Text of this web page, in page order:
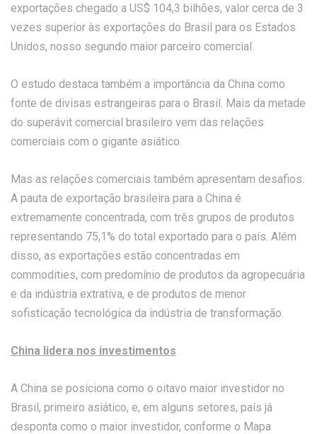
exportações chegado a US$ 104,3 bilhões, valor cerca de 3
vezes superior às exportações do Brasil para os Estados
Unidos, nosso segundo maior parceiro comercial.
O estudo destaca também a importância da China como
fonte de divisas estrangeiras para o Brasil. Mais da metade
do superávit comercial brasileiro vem das relações
comerciais com o gigante asiático.
Mas as relações comerciais também apresentam desafios.
A pauta de exportação brasileira para a China é
extremamente concentrada, com três grupos de produtos
representando 75,1% do total exportado para o país. Além
disso, as exportações estão concentradas em
commodities, com predomínio de produtos da agropecuária
e da indústria extrativa, e de produtos de menor
sofisticação tecnológica da indústria de transformação.
China lidera nos investimentos
A China se posiciona como o oitavo maior investidor no
Brasil, primeiro asiático, e, em alguns setores, país já
desponta como o maior investidor, conforme o Mapa